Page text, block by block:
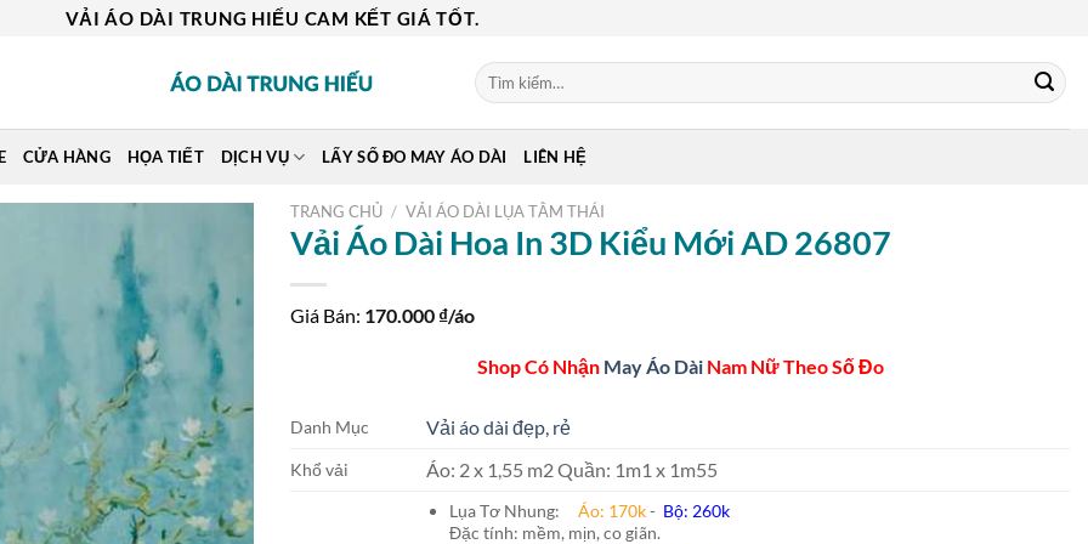
VẢI ÁO DÀI TRUNG HIẾU CAM KẾT GIÁ TỐT.
Tìm
kiếm:
CỬA HÀNG HỌA TIẾT DỊCH VỤ LẤY SỐ ĐO MAY ÁO DÀI LIÊN HỆ
TRANG CHỦ / VẢI ÁO DÀI LỤA TẰM THÁI
Vải Áo Dài Hoa In 3D Kiểu Mới AD 26807
Giá Bán: 170.000 ₫/áo
Shop Có Nhận May Áo DàiNam Nữ Theo Số Đo
Danh Mục Vải áo dài đẹp, rẻ
Khổ vải Áo: 2 x 1,55 m2 Quần: 1m1 x 1m55
Lụa Tơ Nhung: Áo: 170k- Bộ: 260k
Đặc tính: mềm, mịn, co giãn.